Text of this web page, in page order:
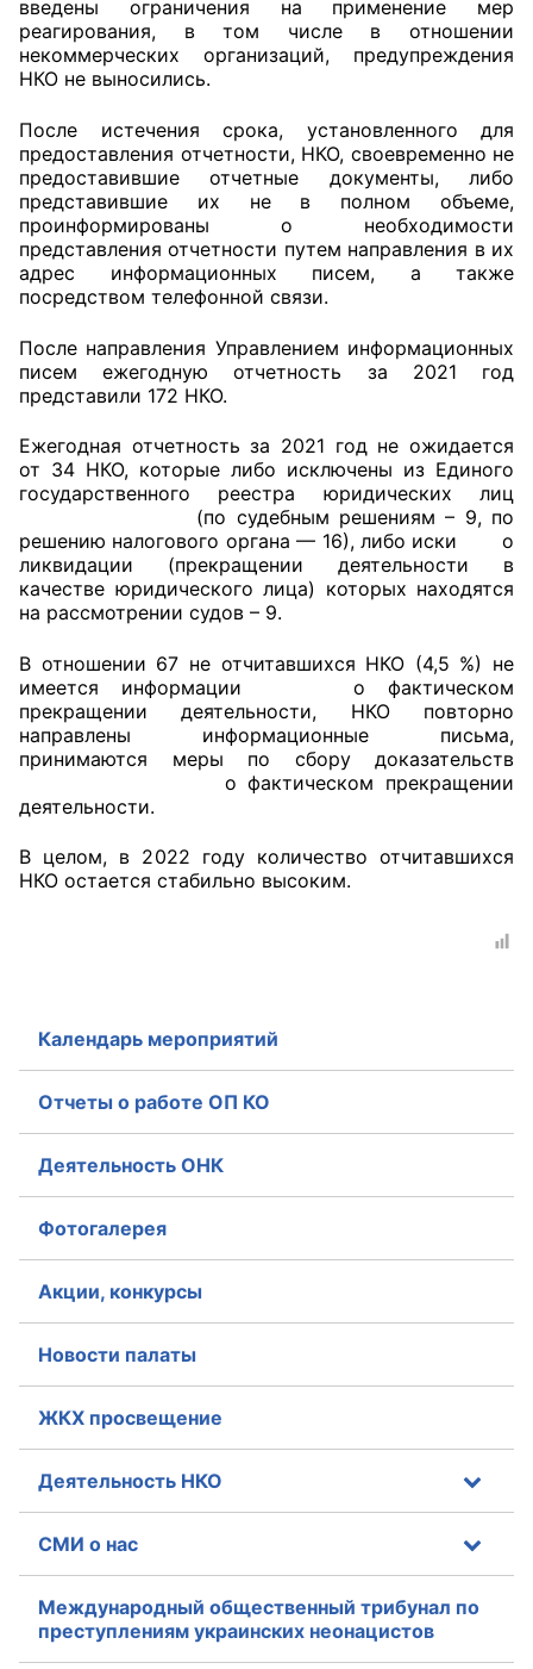
введены ограничения на применение мер
реагирования, в том числе в отношении
некоммерческих организаций, предупреждения
НКО не выносились.
После истечения срока, установленного для
предоставления отчетности, НКО, своевременно не
предоставившие отчетные документы, либо
представившие их не в полном объеме,
проинформированы о необходимости
представления отчетности путем направления в их
адрес информационных писем, а также
посредством телефонной связи.
После направления Управлением информационных
писем ежегодную отчетность за 2021 год
представили 172 НКО.
Ежегодная отчетность за 2021 год не ожидается
от 34 НКО, которые либо исключены из Единого
государственного реестра юридических лиц
(по судебным решениям – 9, по
решению налогового органа — 16), либо иски о
ликвидации (прекращении деятельности в
качестве юридического лица) которых находятся
на рассмотрении судов – 9.
В отношении 67 не отчитавшихся НКО (4,5 %) не
имеется информации о фактическом
прекращении деятельности, НКО повторно
направлены информационные письма,
принимаются меры по сбору доказательств
о фактическом прекращении
деятельности.
В целом, в 2022 году количество отчитавшихся
НКО остается стабильно высоким.
Календарь мероприятий
Отчеты о работе ОП КО
Деятельность ОНК
Фотогалерея
Акции, конкурсы
Новости палаты
ЖКХ просвещение
Деятельность НКО
СМИ о нас
Международный общественный трибунал по
преступлениям украинских неонацистов